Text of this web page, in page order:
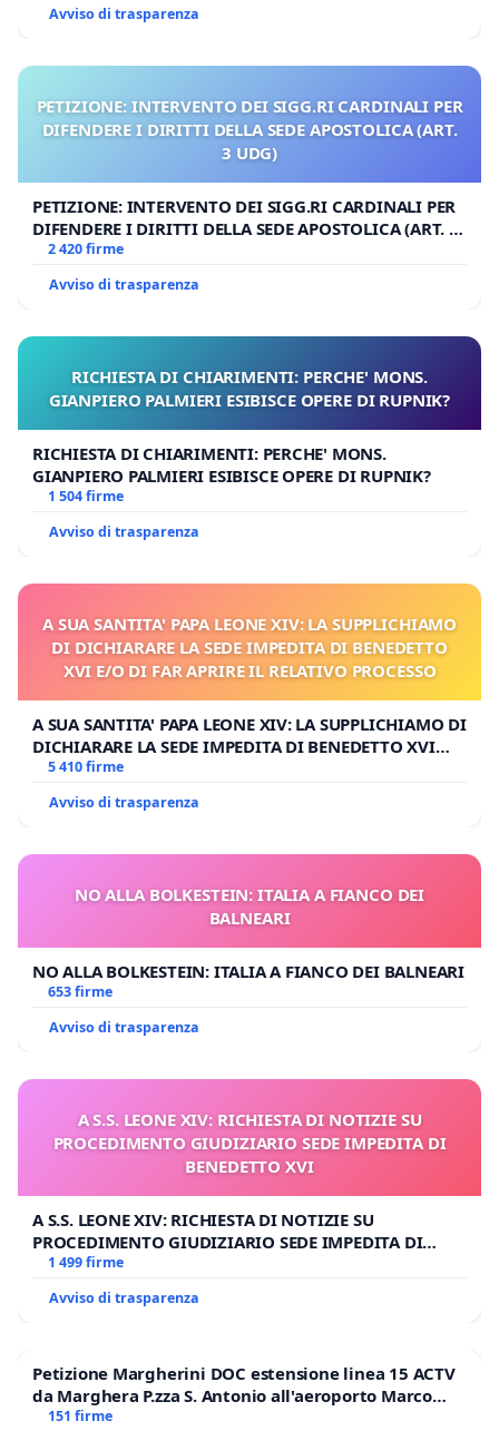
Avviso di trasparenza
PETIZIONE: INTERVENTO DEI SIGG.RI CARDINALI PER
DIFENDERE I DIRITTI DELLA SEDE APOSTOLICA (ART.
3 UDG)
PETIZIONE: INTERVENTO DEI SIGG.RI CARDINALI PER
DIFENDERE I DIRITTI DELLA SEDE APOSTOLICA (ART. 3
UDG)
2 420 firme
Avviso di trasparenza
RICHIESTA DI CHIARIMENTI: PERCHE' MONS.
GIANPIERO PALMIERI ESIBISCE OPERE DI RUPNIK?
RICHIESTA DI CHIARIMENTI: PERCHE' MONS.
GIANPIERO PALMIERI ESIBISCE OPERE DI RUPNIK?
1 504 firme
Avviso di trasparenza
A SUA SANTITA' PAPA LEONE XIV: LA SUPPLICHIAMO
DI DICHIARARE LA SEDE IMPEDITA DI BENEDETTO
XVI E/O DI FAR APRIRE IL RELATIVO PROCESSO
A SUA SANTITA' PAPA LEONE XIV: LA SUPPLICHIAMO DI
DICHIARARE LA SEDE IMPEDITA DI BENEDETTO XVI
E/O DI FAR APRIRE IL RELATIVO PROCESSO
5 410 firme
Avviso di trasparenza
NO ALLA BOLKESTEIN: ITALIA A FIANCO DEI
BALNEARI
NO ALLA BOLKESTEIN: ITALIA A FIANCO DEI BALNEARI
653 firme
Avviso di trasparenza
A S.S. LEONE XIV: RICHIESTA DI NOTIZIE SU
PROCEDIMENTO GIUDIZIARIO SEDE IMPEDITA DI
BENEDETTO XVI
A S.S. LEONE XIV: RICHIESTA DI NOTIZIE SU
PROCEDIMENTO GIUDIZIARIO SEDE IMPEDITA DI
BENEDETTO XVI
1 499 firme
Avviso di trasparenza
Petizione Margherini DOC estensione linea 15 ACTV
da Marghera P.zza S. Antonio all'aeroporto Marco
Polo tariffa a € 1,50
151 firme